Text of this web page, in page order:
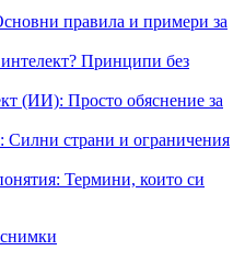
правила и примери за
Принципи без
(ИИ): Просто обяснение за
страни и ограничения
Термини, които си
снимки